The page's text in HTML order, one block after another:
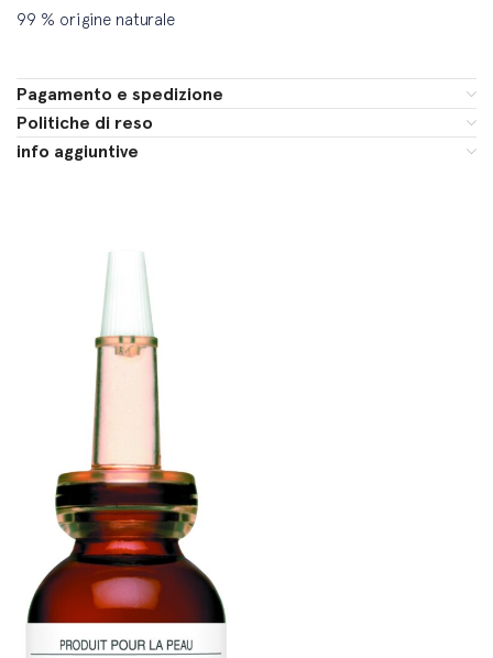
99 % origine naturale
Pagamento e spedizione
Politiche di reso
info aggiuntive